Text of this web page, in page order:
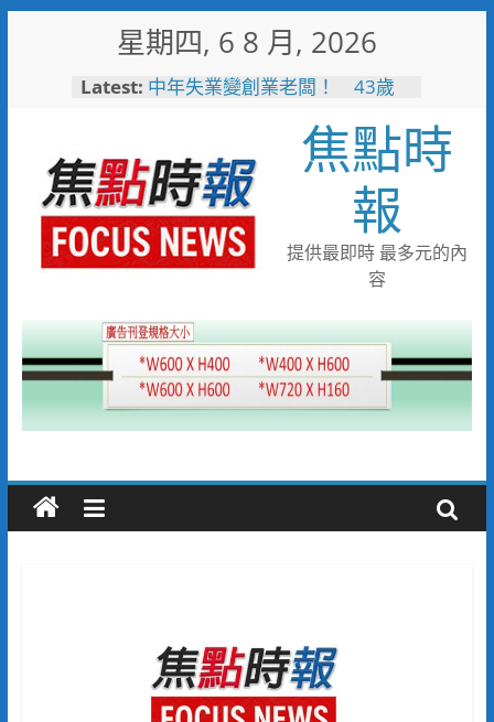
星期四, 6 8 月, 2026
Latest: 中年失業變創業老闆！ 43歲
失智婦癱坐路邊 新南巡警一眼
認出速通知家屬
見女網友需先匯錢 北門警戳破
詐騙陷阱保住40萬
工作過勞眼前發黑 北門巡警眼
尖急扶女子化解危機
逛賣場熱中暑昏厥 南門警與消
焦點時
報
提供最即時 最多元的內
容